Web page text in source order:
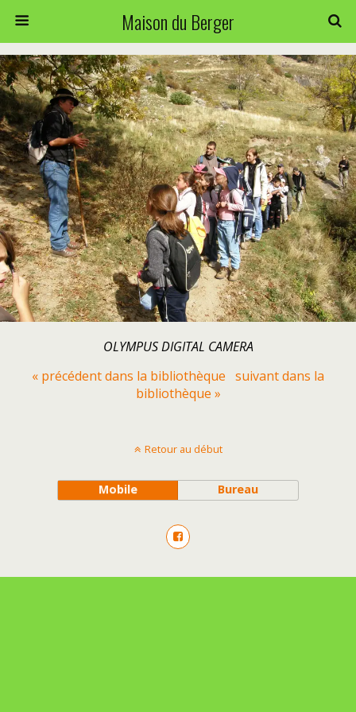
Maison du Berger
OLYMPUS DIGITAL CAMERA
« précédent dans la bibliothèque suivant dans la
bibliothèque »
Retour au début
Mobile Bureau